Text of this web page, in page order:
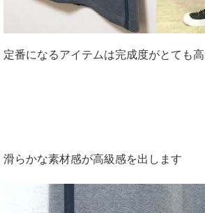
定番になるアイテムは完成度がとても
滑らかな素材感が高級感を出します